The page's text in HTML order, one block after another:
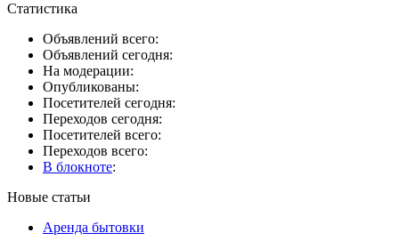
Статистика
Объявлений всего:
Объявлений сегодня:
На модерации:
Опубликованы:
Посетителей сегодня:
Переходов сегодня:
Посетителей всего:
Переходов всего:
В блокноте:
Новые статьи
Аренда бытовки